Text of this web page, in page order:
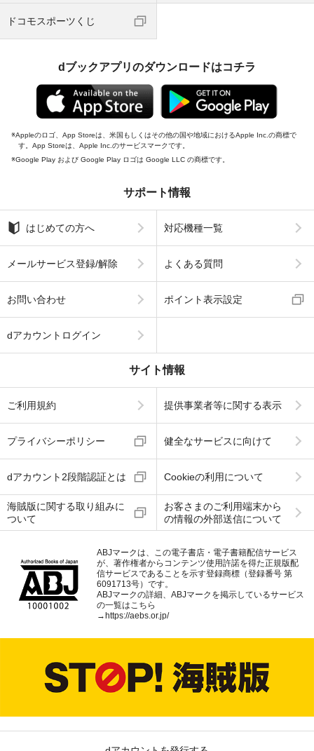
ドコモスポーツくじ
dブックアプリのダウンロードはコチラ
Appleのロゴ、App Storeは、米国もしくはその他の国や地域におけるApple Inc.の商標で
す。App Storeは、Apple Inc.のサービスマークです。
Google Play および Google Play ロゴは Google LLC の商標です。
サポート情報
はじめての方へ 対応機種一覧
メールサービス登録/解除 よくある質問
お問い合わせ ポイント表示設定
dアカウントログイン
サイト情報
ご利用規約 提供事業者等に関する表示
プライバシーポリシー 健全なサービスに向けて
dアカウント2段階認証とは Cookieの利用について
海賊版に関する取り組みに
ついて
お客さまのご利用端末から
の情報の外部送信について
ABJマークは、この電子書店・電子書籍配信サービス
が、著作権者からコンテンツ使用許諾を得た正規版配
信サービスであることを示す登録商標（登録番号 第
6091713号）です。
ABJマークの詳細、ABJマークを掲示しているサービス
の一覧はこちら
→ https://aebs.or.jp/